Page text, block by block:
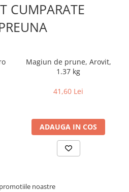
CUMPARATE
Magiun de prune, Arovit,
1.37 kg
41,60 Lei
ADAUGA IN COS
noastre